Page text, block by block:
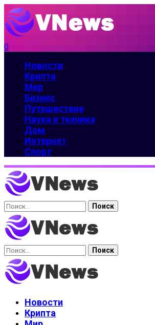
0
Новости
Крипта
Мир
Бизнес
Путешествие
Наука и техника
Дом
Интернет
Спорт
Найти:
Найти:
Новости
Крипта